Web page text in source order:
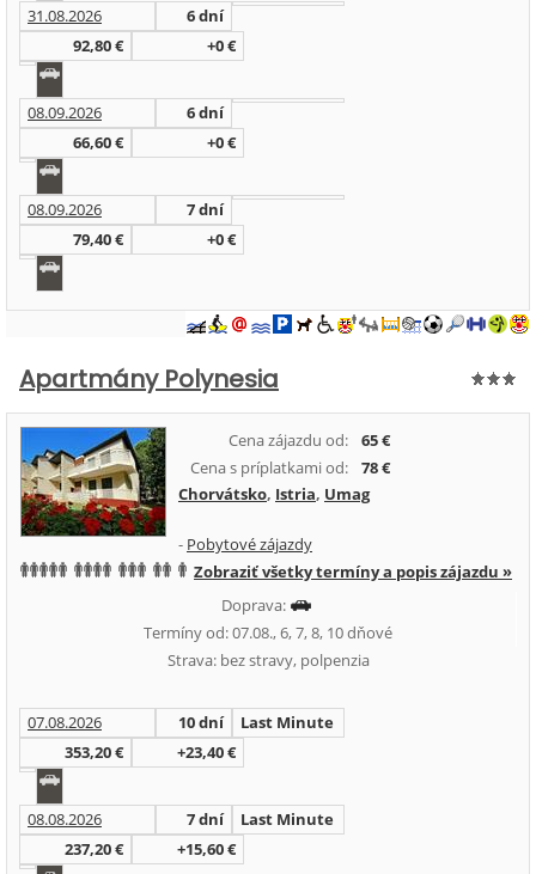
31.08.2026
6 dní
92,80 €
+0 €
08.09.2026
6 dní
66,60 €
+0 €
08.09.2026
7 dní
79,40 €
+0 €
Apartmány Polynesia
Cena zájazdu od:
65 €
Cena s príplatkami od:
78 €
Chorvátsko, Istria, Umag
- Pobytové zájazdy
Zobraziť všetky termíny a popis zájazdu »
Doprava:
Termíny od: 07.08., 6, 7, 8, 10 dňové
Strava: bez stravy, polpenzia
07.08.2026 10 dní
Last Minute
353,20 €
+23,40 €
08.08.2026 7 dní
Last Minute
237,20 €
+15,60 €